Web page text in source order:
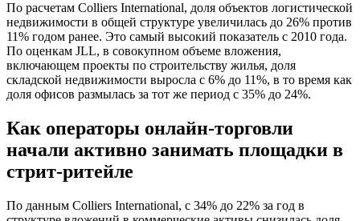
По расчетам Colliers International, доля объектов логистической
недвижимости в общей структуре увеличилась до 26% против
11% годом ранее. Это самый высокий показатель с 2010 года.
По оценкам JLL, в совокупном объеме вложения,
включающем проекты по строительству жилья, доля
складской недвижимости выросла с 6% до 11%, в то время как
доля офисов размылась за тот же период с 35% до 24%.
Как операторы онлайн-торговли
начали активно занимать площадки в
стрит-ритейле
По данным Colliers International, c 34% до 22% за год в